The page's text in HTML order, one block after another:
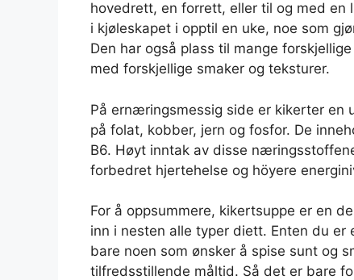
hovedrett, en forrett, eller til og med en
i kjøleskapet i opptil en uke, noe som
Den har også plass til mange
med forskjellige smaker og teksturer.
På ernæringsmessig side er kikerter en
på folat, kobber, jern og fosfor. De
B6. Høyt inntak av disse
forbedret hjertehelse og höyere
For å oppsummere, kikertsuppe er en
inn i nesten alle typer diett. Enten du er
bare noen som ønsker å spise sunt og
tilfredsstillende måltid. Så det er bare